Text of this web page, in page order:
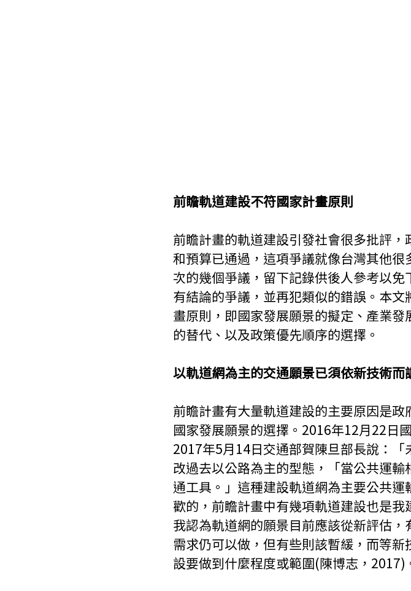
前瞻軌道建設不符國家計畫原則
前瞻計畫的軌道建設引發社會很多批評
和預算已通過，這項爭議就像台灣其他
次的幾個爭議，留下記錄供後人參考以
有結論的爭議，並再犯類似的錯誤。本
畫原則，即國家發展願景的擬定、產業
的替代、以及政策優先順序的選擇。
以軌道網為主的交通願景已須依新技術而
前瞻計畫有大量軌道建設的主要原因是
國家發展願景的選擇。2016年12月22日
2017年5月14日交通部賀陳旦部長說：
改過去以公路為主的型態，「當公共運
通工具。」這種建設軌道網為主要公共
歡的，前瞻計畫中有幾項軌道建設也是我
我認為軌道網的願景目前應該從新評估
需求仍可以做，但有些則該暫緩，而等
設要做到什麼程度或範圍(陳博志，2017)